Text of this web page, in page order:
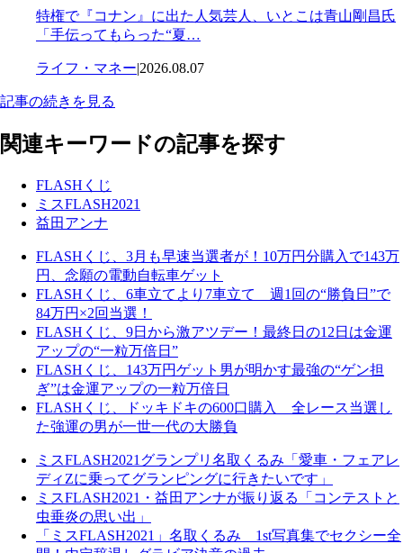
特権で『コナン』に出た人気芸人、いとこは青山剛昌氏
「手伝ってもらった“夏…
ライフ・マネー|2026.08.07
記事の続きを見る
関連キーワードの記事を探す
FLASHくじ
ミスFLASH2021
益田アンナ
FLASHくじ、3月も早速当選者が！10万円分購入で143万
円、念願の電動自転車ゲット
FLASHくじ、6車立てより7車立て 週1回の“勝負日”で
84万円×2回当選！
FLASHくじ、9日から激アツデー！最終日の12日は金運
アップの“一粒万倍日”
FLASHくじ、143万円ゲット男が明かす最強の“ゲン担
ぎ”は金運アップの一粒万倍日
FLASHくじ、ドッキドキの600口購入 全レース当選し
た強運の男が一世一代の大勝負
ミスFLASH2021グランプリ名取くるみ「愛車・フェアレ
ディZに乗ってグランピングに行きたいです」
ミスFLASH2021・益田アンナが振り返る「コンテストと
虫垂炎の思い出」
「ミスFLASH2021」名取くるみ 1st写真集でセクシー全